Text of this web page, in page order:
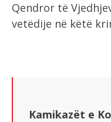
Qendror të
vetëdije në këtë
Kamikazët e